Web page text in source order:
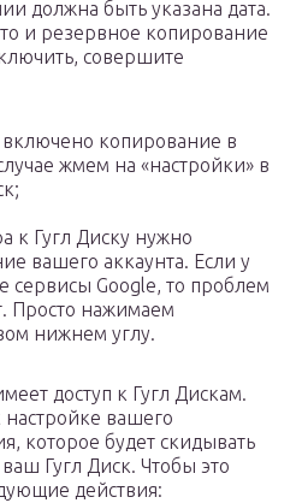
должна быть указана дата.
то и резервное копирование
совершите
копирование в
жмем на «настройки» в
к Гугл Диску нужно
вашего аккаунта. Если у
сервисы Google, то проблем
Просто нажимаем
нижнем углу.
доступ к Гугл Дискам.
вашего
которое будет скидывать
Гугл Диск. Чтобы это
действия: